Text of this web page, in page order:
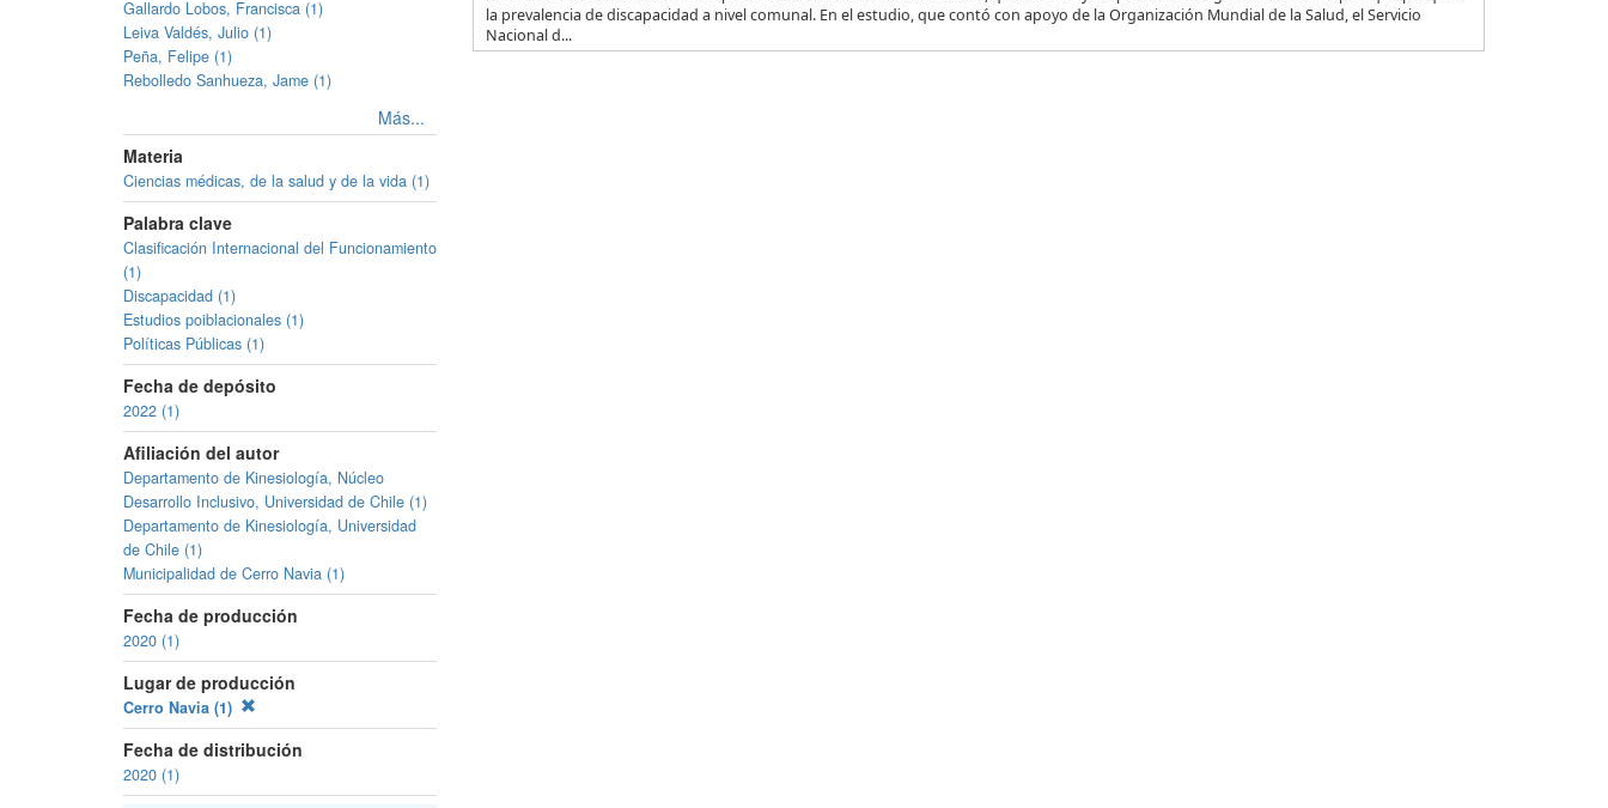
Gallardo Lobos, Francisca (1)
Leiva Valdés, Julio (1)
Peña, Felipe (1)
Rebolledo Sanhueza, Jame (1)
Más...
Materia
Ciencias médicas, de la salud y de la vida (1)
Palabra clave
Clasificación Internacional del Funcionamiento
(1)
Discapacidad (1)
Estudios poiblacionales (1)
Políticas Públicas (1)
Fecha de depósito
2022 (1)
Afiliación del autor
Departamento de Kinesiología, Núcleo
Desarrollo Inclusivo, Universidad de Chile (1)
Departamento de Kinesiología, Universidad
de Chile (1)
Municipalidad de Cerro Navia (1)
Fecha de producción
2020 (1)
Lugar de producción
Cerro Navia (1)
Fecha de distribución
2020 (1)
la prevalencia de discapacidad a nivel comunal. En el estudio, que contó con apoyo de la Organización Mundial de la Salud, el Servicio
Nacional d...